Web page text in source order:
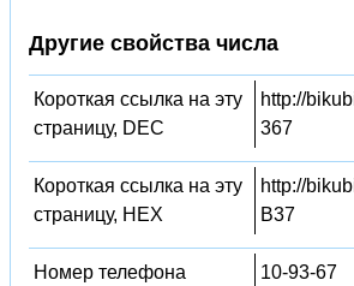
Другие свойства числа
Короткая ссылка на эту
страницу, DEC
http://
367
Короткая ссылка на эту
страницу, HEX
http://
B37
Номер телефона 10-93-67